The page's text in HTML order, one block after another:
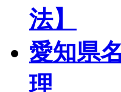
法】
愛知県
理